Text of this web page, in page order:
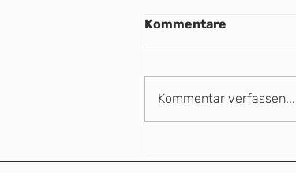
erklären... Oder
Kommentare
Kommentar verfassen...